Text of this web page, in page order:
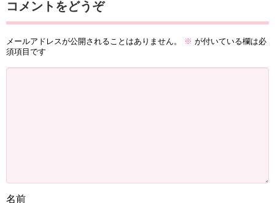
コメントをどうぞ
メールアドレスが公開されることはありません。 ※ が付いている欄は必
須項目です
名前